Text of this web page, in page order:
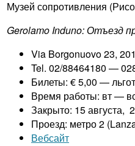
Музей сопротивления
Gerolamo Induno: Отъезд
Via Borgonuovo 23,
Tel. 02/88464180 —
Билеты: € 5,00 —
Время работы: вт —
Закрыто: 15 августа,
Проезд: метро 2
Вебсайт